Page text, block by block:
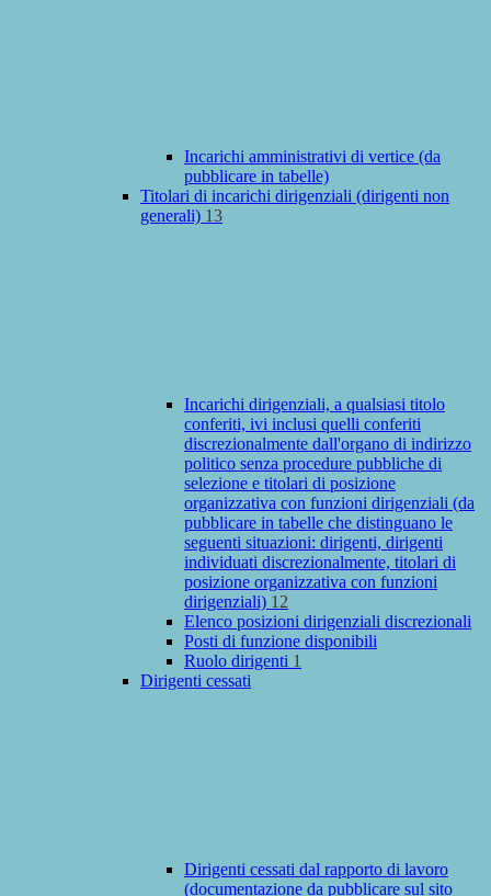
Incarichi amministrativi di vertice (da
pubblicare in tabelle)
Titolari di incarichi dirigenziali (dirigenti non
generali) 13
Incarichi dirigenziali, a qualsiasi titolo
conferiti, ivi inclusi quelli conferiti
discrezionalmente dall'organo di indirizzo
politico senza procedure pubbliche di
selezione e titolari di posizione
organizzativa con funzioni dirigenziali (da
pubblicare in tabelle che distinguano le
seguenti situazioni: dirigenti, dirigenti
individuati discrezionalmente, titolari di
posizione organizzativa con funzioni
dirigenziali) 12
Elenco posizioni dirigenziali discrezionali
Posti di funzione disponibili
Ruolo dirigenti 1
Dirigenti cessati
Dirigenti cessati dal rapporto di lavoro
(documentazione da pubblicare sul sito